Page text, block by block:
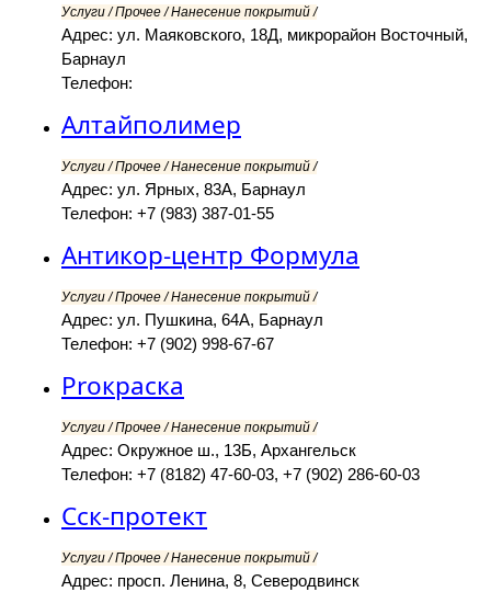
Услуги / Прочее / Нанесение покрытий /
Адрес: ул. Маяковского, 18Д, микрорайон Восточный,
Барнаул
Телефон:
Алтайполимер
Услуги / Прочее / Нанесение покрытий /
Адрес: ул. Ярных, 83А, Барнаул
Телефон: +7 (983) 387-01-55
Антикор-центр Формула
Услуги / Прочее / Нанесение покрытий /
Адрес: ул. Пушкина, 64А, Барнаул
Телефон: +7 (902) 998-67-67
Proкраска
Услуги / Прочее / Нанесение покрытий /
Адрес: Окружное ш., 13Б, Архангельск
Телефон: +7 (8182) 47-60-03, +7 (902) 286-60-03
Сск-протект
Услуги / Прочее / Нанесение покрытий /
Адрес: просп. Ленина, 8, Северодвинск